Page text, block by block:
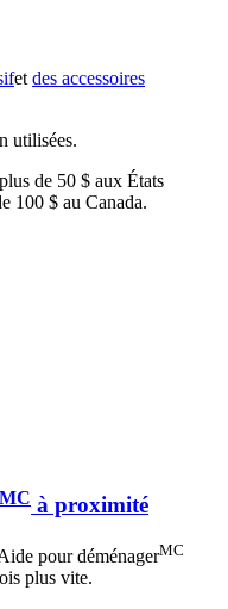
etdes accessoires
utilisées.
de 50 $ aux États
100 $ au Canada.
MC à proximité
pour déménagerMC
plus vite.